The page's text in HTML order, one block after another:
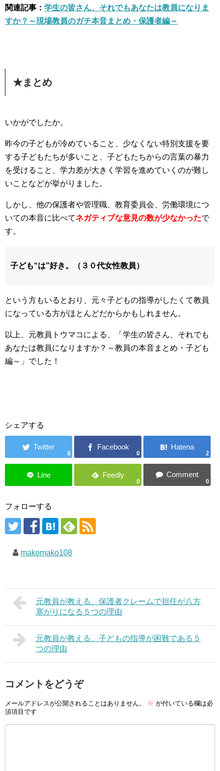
関連記事： 学生の皆さん、それでもあなたは教員になりま
すか？～現場教員のガチ本音まとめ・保護者編～
★まとめ
いかがでしたか。
昨今の子どもが冷めていること、少なくない特別支援を要
する子どもたちが多いこと、子どもたちからの言葉の暴力
を受けること、学力差が大きく学習を進めていくのが難し
いことなどが挙がりました。
しかし、他の保護者や管理職、教育委員会、労働環境につ
いての本音に比べてネガティブな意見の数が少なかったで
す。
子ども“は”好き。（３０代女性教員）
という方もいるとおり、元々子どもの指導がしたくて教員
になっている方がほとんどだからかもしれません。
以上、元教員トウマコによる、「学生の皆さん、それでも
あなたは教員になりますか？～教員の本音まとめ・子ども
編～」でした！
シェアする
0 0 2
0 0
フォローする
makomako108
元教員が教える、保護者クレームで担任が八方
塞がりになる５つの理由
元教員が教える、子どもの指導が困難である５
つの理由
コメントをどうぞ
メールアドレスが公開されることはありません。 ※ が付いている欄は必
須項目です